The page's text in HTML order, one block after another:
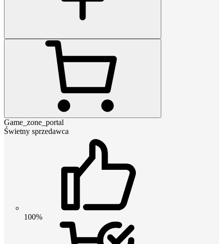
Game_zone_portal
Świetny sprzedawca
100%